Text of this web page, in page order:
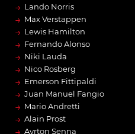
→ Lando Norris
→ Max Verstappen
→ Lewis Hamilton
→ Fernando Alonso
→ Niki Lauda
→ Nico Rosberg
→ Emerson Fittipaldi
→ Juan Manuel Fangio
→ Mario Andretti
→ Alain Prost
Ayrton Senna